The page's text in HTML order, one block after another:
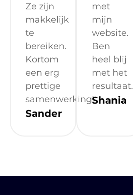
Ze zijn
makkelijk
te
bereiken.
Kortom
een erg
prettige
samenwerking!
Sander
met
mijn
website.
Ben
heel blij
met het
resultaat.
Shania